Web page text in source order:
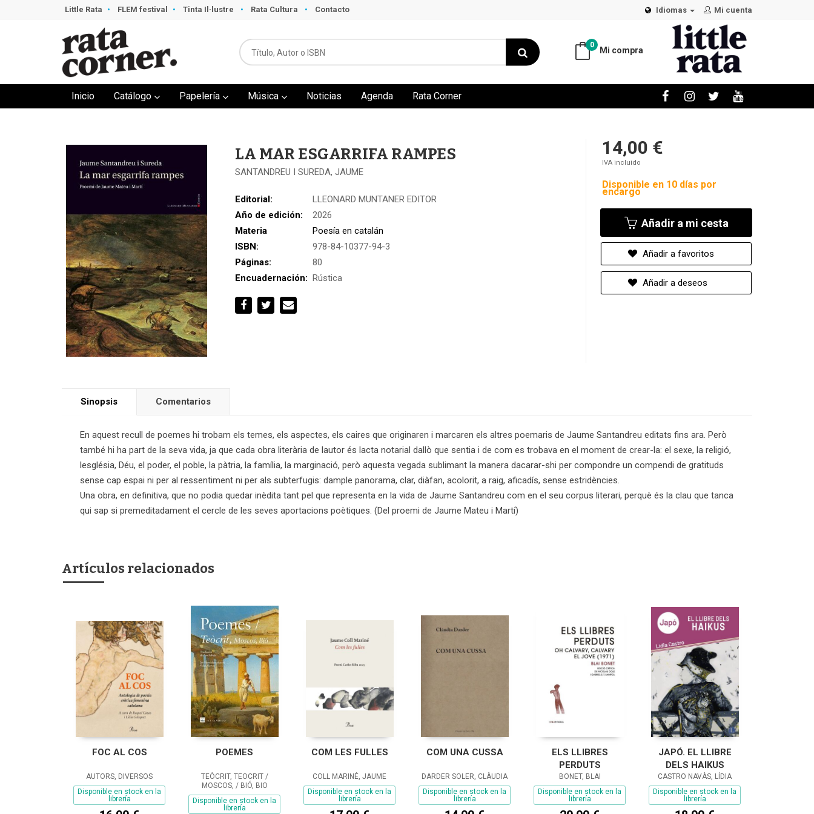
Mi cuenta
Idiomas
Little Rata FLEM festival Tinta Il·lustre Rata Cultura Contacto
Mi compra
0
Inicio Catálogo Papelería Música Noticias Agenda Rata Corner
LA MAR ESGARRIFA RAMPES
SANTANDREU I SUREDA, JAUME
Editorial:
LLEONARD MUNTANER EDITOR
Año de edición:
2026
Materia
Poesía en catalán
ISBN:
978-84-10377-94-3
Páginas:
80
Encuadernación: Rústica
14,00 €
IVA incluido
Disponible en 10 días por
encargo
Añadir a mi cesta
Añadir a favoritos
Añadir a deseos
Sinopsis Comentarios
En aquest recull de poemes hi trobam els temes, els aspectes, els caires que originaren i marcaren els altres poemaris de Jaume Santandreu editats fins ara. Però
també hi ha part de la seva vida, ja que cada obra literària de lautor és lacta notarial dallò que sentia i de com es trobava en el moment de crear-la: el sexe, la religió,
lesglésia, Déu, el poder, el poble, la pàtria, la família, la marginació, però aquesta vegada sublimant la manera dacarar-shi per compondre un compendi de gratituds
sense cap espai ni per al ressentiment ni per als subterfugis: dample panorama, clar, diàfan, acolorit, a raig, aficadís, sense estridències.
Una obra, en definitiva, que no podia quedar inèdita tant pel que representa en la vida de Jaume Santandreu com en el seu corpus literari, perquè és la clau que tanca
qui sap si premeditadament el cercle de les seves aportacions poètiques. (Del proemi de Jaume Mateu i Martí)
Artículos relacionados
FOC AL COS
AUTORS, DIVERSOS
Disponible en stock en la
librería
POEMES
TEÒCRIT, TEOCRIT /
MOSCOS, / BIÓ, BIO
Disponible en stock en la
librería
COM LES FULLES
COLL MARINÉ, JAUME
Disponible en stock en la
librería
COM UNA CUSSA
DARDER SOLER, CLÀUDIA
Disponible en stock en la
librería
ELS LLIBRES
PERDUTS
BONET, BLAI
Disponible en stock en la
librería
JAPÓ. EL LLIBRE
DELS HAIKUS
CASTRO NAVÀS, LÍDIA
Disponible en stock en la
librería